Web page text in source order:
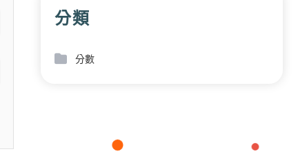
分類
分數